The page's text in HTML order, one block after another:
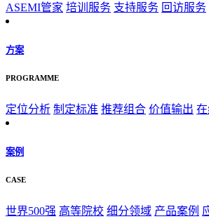
ASEMI管家 培训服务 支持服务 回访服务
方案
PROGRAMME
定位分析 制定标准 推荐组合 价值输出
案例
CASE
世界500强 高等院校 细分领域 产品案例